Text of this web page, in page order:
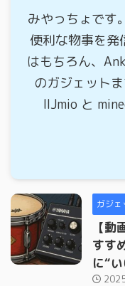
みやっちょです
便利な物事を発
はもちろん、
のガジェット
IIJmio と
ガジェ
【
すす
に“